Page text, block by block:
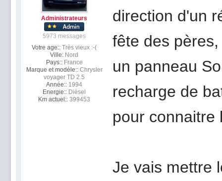
Administrateurs
5973 messages
Votre age:: Très vieux :-(
Ville: Nord
Pays:: France
Marque et modèle:: Chrysler
voyager TD 2.5
Année:: 1994
Energie:: Dièsel
Km actuel:: 399453
direction d'un
fête des
un panneau
recharge de
pour connaitre
Je vais mettre